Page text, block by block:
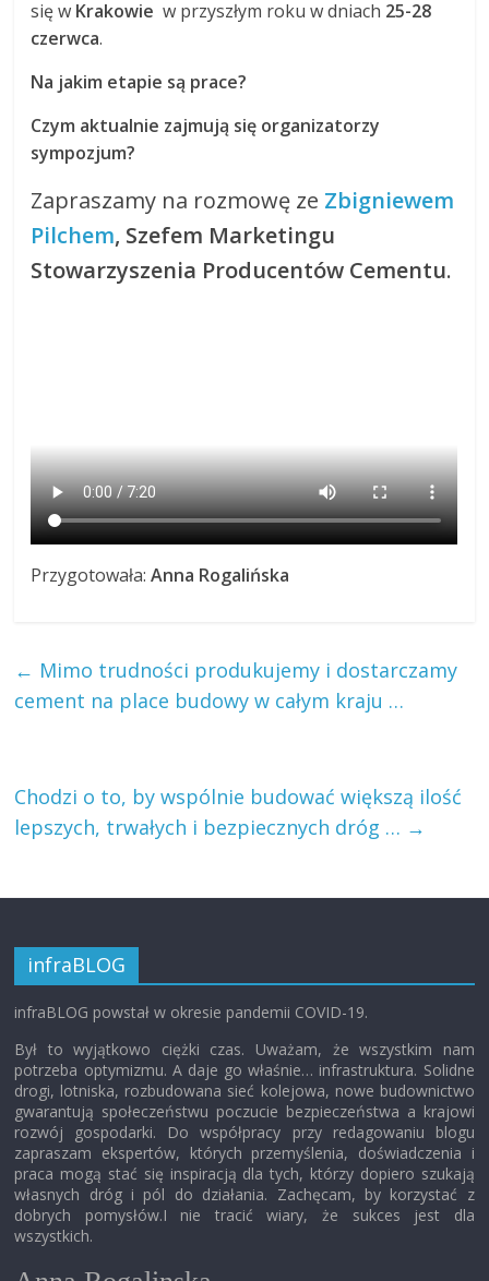
się w Krakowiew przyszłym roku w dniach 25-28
czerwca.
Na jakim etapie są prace?
Czym aktualnie zajmują się organizatorzy
sympozjum?
Zapraszamy na rozmowę ze Zbigniewem
Pilchem, Szefem Marketingu
Stowarzyszenia Producentów Cementu.
Przygotowała:Anna Rogalińska
← Mimo trudności produkujemy i dostarczamy
cement na place budowy w całym kraju …
Chodzi o to, by wspólnie budować większą ilość
lepszych, trwałych i bezpiecznych dróg … →
infraBLOG
infraBLOG powstał w okresie pandemii COVID-19.
Był to wyjątkowo ciężki czas. Uważam, że wszystkim nam
potrzeba optymizmu. A daje go właśnie… infrastruktura. Solidne
drogi, lotniska, rozbudowana sieć kolejowa, nowe budownictwo
gwarantują społeczeństwu poczucie bezpieczeństwa a krajowi
rozwój gospodarki. Do współpracy przy redagowaniu blogu
zapraszam ekspertów, których przemyślenia, doświadczenia i
praca mogą stać się inspiracją dla tych, którzy dopiero szukają
własnych dróg i pól do działania. Zachęcam, by korzystać z
dobrych pomysłów.I nie tracić wiary, że sukces jest dla
wszystkich.